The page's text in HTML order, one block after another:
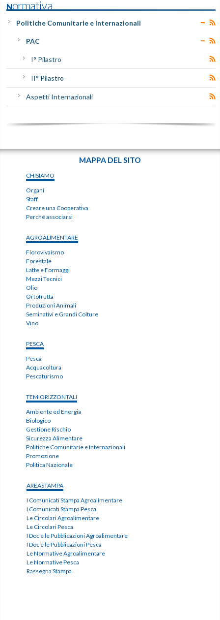
Normativa
Politiche Comunitarie e Internazionali
PAC
I° Pilastro
II° Pilastro
Aspetti Internazionali
MAPPA DEL SITO
CHISIAMO
Organi
Staff
Creare una Cooperativa
Perché associarsi
AGROALIMENTARE
Florovivaismo
Forestale
Latte e Formaggi
Mezzi Tecnici
Olio
Ortofrutta
Produzioni Animali
Seminativi e Grandi Colture
Vino
PESCA
Pesca
Acquacoltura
Pescaturismo
TEMIORIZZONTALI
Ambiente ed Energia
Biologico
Gestione Rischio
Sicurezza Alimentare
Politiche Comunitarie e Internazionali
Promozione
Politica Nazionale
AREASTAMPA
I Comunicati Stampa Agroalimentare
I Comunicati Stampa Pesca
Le Circolari Agroalimentare
Le Circolari Pesca
I Doc e le Pubblicazioni Agroalimentare
I Doc e le Pubblicazioni Pesca
Le Normative Agroalimentare
Le Normative Pesca
Rassegna Stampa